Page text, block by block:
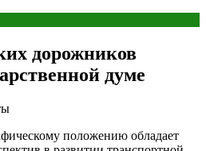
дорожников
думе
положению обладает